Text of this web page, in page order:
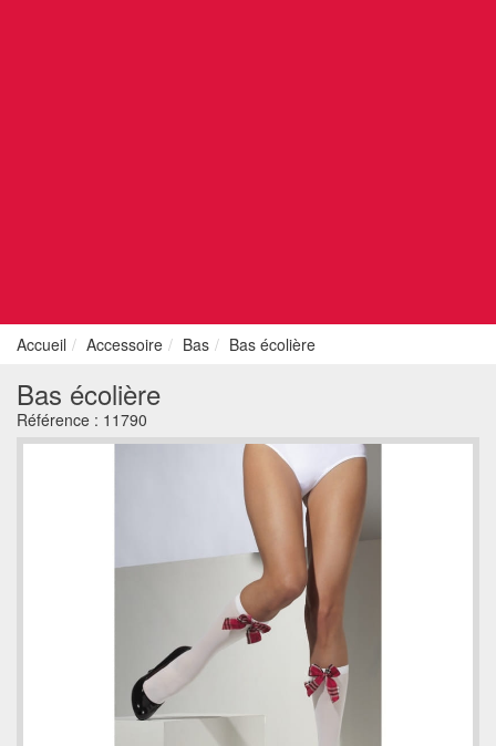
Accueil Accessoire Bas Bas écolière
Bas écolière
Référence : 11790